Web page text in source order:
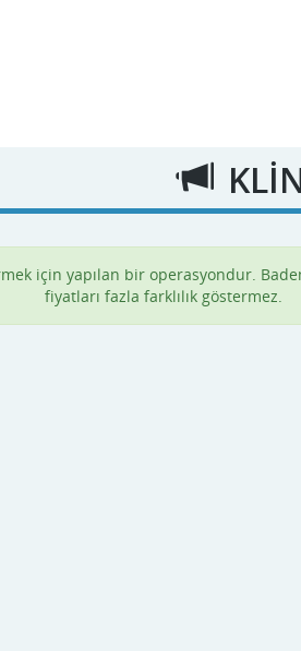
için yapılan bir operasyondur.
fiyatları fazla farklılık göstermez.